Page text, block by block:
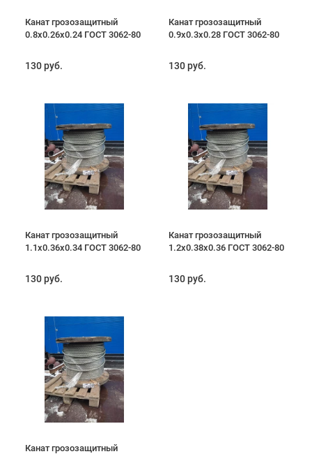
Канат грозозащитный
0.8х0.26х0.24 ГОСТ 3062-80
130 руб.
Канат грозозащитный
0.9х0.3х0.28 ГОСТ 3062-80
130 руб.
Канат грозозащитный
1.1х0.36х0.34 ГОСТ 3062-80
130 руб.
Канат грозозащитный
1.2х0.38х0.36 ГОСТ 3062-80
130 руб.
Канат грозозащитный